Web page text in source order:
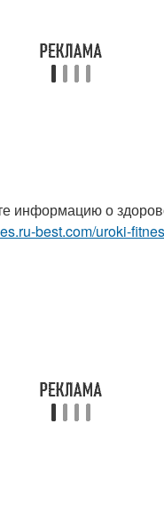
информацию о
best.com/uroki-